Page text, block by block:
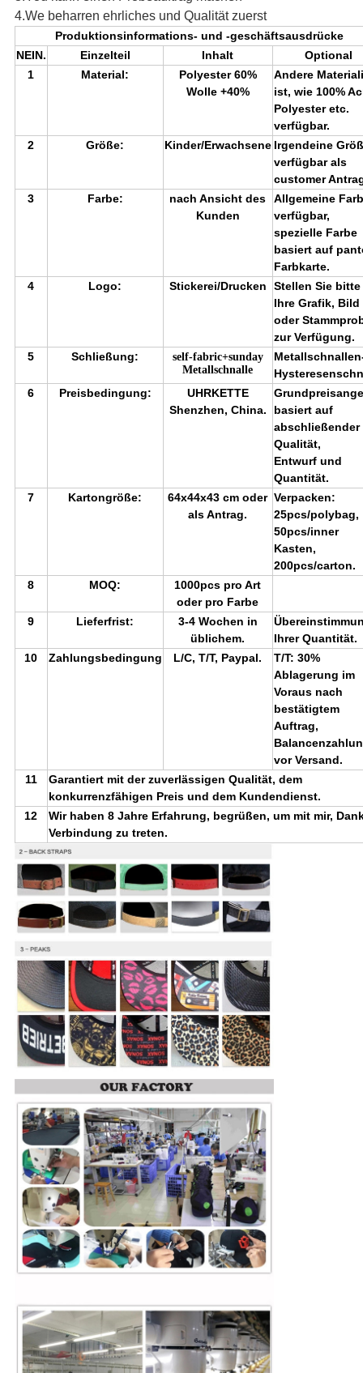
4.We beharren ehrliches und Qualität zuerst
Produktionsinformations- und -geschäftsausdrücke
NEIN.
Einzelteil Inhalt
Optional
1
Material:
Polyester 60%
Wolle +40%
Andere
ist, wie 100%
Polyester etc.
verfügbar.
2
Größe: Kinder/Erwachsene Irgendeine
verfügbar als
customer
3
Farbe:
nach Ansicht des
Kunden
Allgemeine
verfügbar,
spezielle Farbe
basiert auf
Farbkarte.
4
Logo: Stickerei/Drucken
Stellen Sie bitte
Ihre Grafik, Bild
oder
zur Verfügung.
5
Schließung:
self-fabric+sunday
Metallschnalle
6
Preisbedingung:
UHRKETTE
Shenzhen, China.
basiert auf
abschließender
Qualität,
Entwurf und
Quantität.
7
Kartongröße:
64x44x43 cm oder
als Antrag.
Verpacken:
25pcs/polybag,
50pcs/inner
Kasten,
200pcs/carton.
8
MOQ:
1000pcs pro Art
oder pro Farbe
9
Lieferfrist:
3-4 Wochen in
üblichem.
Ihrer Quantität.
10
Zahlungsbedingung L/C, T/T, Paypal.
T/T: 30%
Ablagerung im
Voraus nach
bestätigtem
Auftrag,
vor Versand.
11
Garantiert mit der zuverlässigen Qualität, dem
konkurrenzfähigen Preis und dem Kundendienst.
12
Wir haben 8 Jahre Erfahrung, begrüßen, um mit mir,
Verbindung zu treten.